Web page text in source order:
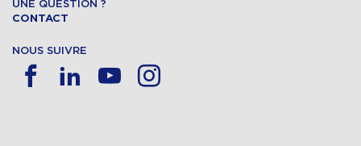
UNE QUESTION ?
CONTACT
NOUS SUIVRE